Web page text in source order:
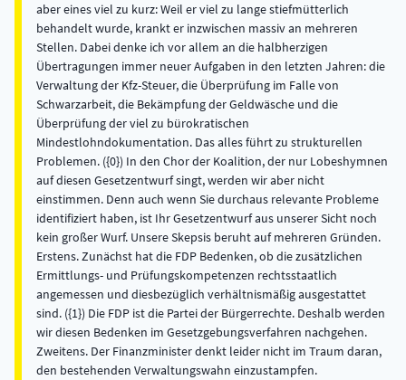
aber eines viel zu kurz: Weil er viel zu lange stiefmütterlich
behandelt wurde, krankt er inzwischen massiv an mehreren
Stellen. Dabei denke ich vor allem an die halbherzigen
Übertragungen immer neuer Aufgaben in den letzten Jahren: die
Verwaltung der Kfz-Steuer, die Überprüfung im Falle von
Schwarzarbeit, die Bekämpfung der Geldwäsche und die
Überprüfung der viel zu bürokratischen
Mindestlohndokumentation. Das alles führt zu strukturellen
Problemen. ({0}) In den Chor der Koalition, der nur Lobeshymnen
auf diesen Gesetzentwurf singt, werden wir aber nicht
einstimmen. Denn auch wenn Sie durchaus relevante Probleme
identifiziert haben, ist Ihr Gesetzentwurf aus unserer Sicht noch
kein großer Wurf. Unsere Skepsis beruht auf mehreren Gründen.
Erstens. Zunächst hat die FDP Bedenken, ob die zusätzlichen
Ermittlungs- und Prüfungskompetenzen rechtsstaatlich
angemessen und diesbezüglich verhältnismäßig ausgestattet
sind. ({1}) Die FDP ist die Partei der Bürgerrechte. Deshalb werden
wir diesen Bedenken im Gesetzgebungsverfahren nachgehen.
Zweitens. Der Finanzminister denkt leider nicht im Traum daran,
den bestehenden Verwaltungswahn einzustampfen.